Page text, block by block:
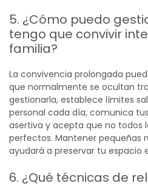
5. ¿Cómo puedo
tengo que convivir
familia?
La convivencia prolongada
que normalmente se ocultan
gestionarla, establece límites
personal cada día, comunica
asertiva y acepta que no todos
perfectos. Mantener pequeñas
ayudará a preservar tu espacio
6. ¿Qué técnicas de